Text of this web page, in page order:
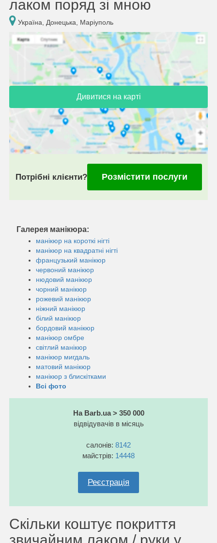
лаком поряд зі мною
Україна, Донецька, Маріуполь
Дивитися на карті
Потрібні клієнти? Розмістити послуги
Галерея манікюра:
манікюр на короткі нігті
манікюр на квадратні нігті
французький манікюр
червоний манікюр
нюдовий манікюр
чорний манікюр
рожевий манікюр
ніжний манікюр
білий манікюр
бордовий манікюр
манікюр омбре
світлий манікюр
манікюр мигдаль
матовий манікюр
манікюр з блискітками
Всі фото
На Barb.ua > 350 000
відвідувачів в місяць
салонів: 8142
майстрів: 14448
Реєстрація
Скільки коштує покриття
звичайним лаком / руки у